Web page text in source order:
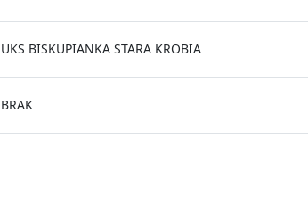
UKS BISKUPIANKA STARA KROBIA
BRAK